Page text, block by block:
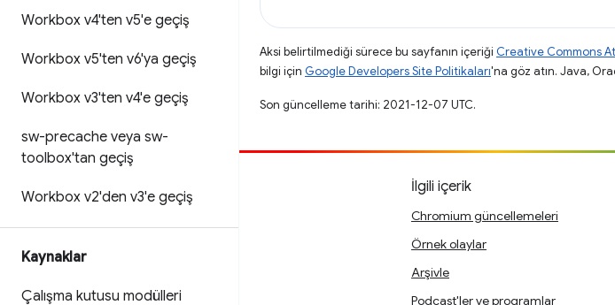
Workbox v4'ten v5'e geçiş
Workbox v5'ten v6'ya geçiş
Workbox v3'ten v4'e geçiş
sw-precache veya sw-
toolbox'tan geçiş
Workbox v2'den v3'e geçiş
Kaynaklar
Çalışma kutusu modülleri
Aksi belirtilmediği sürece bu sayfanın içeriği Creative Commons
bilgi için Google Developers Site Politikaları'na göz atın. Java,
Son güncelleme tarihi: 2021-12-07 UTC.
Katkıda bulun İlgili içerik
Chromium güncellemeleri
Örnek olaylar
Arşivle
Podcast'ler ve programlar